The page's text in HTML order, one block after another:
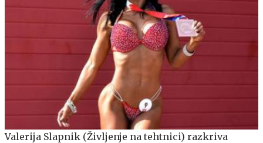
Valerija Slapnik (Življenje na tehtnici) razkriva